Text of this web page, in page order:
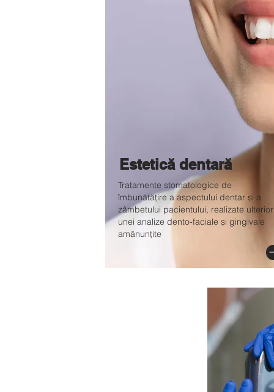
Estetică dentară
Tratamente stomatologice de
îmbunătățire a aspectului dentar și a
zâmbetului pacientului, realizate ulterior
unei analize dento-faciale și gingivale
amănunțite